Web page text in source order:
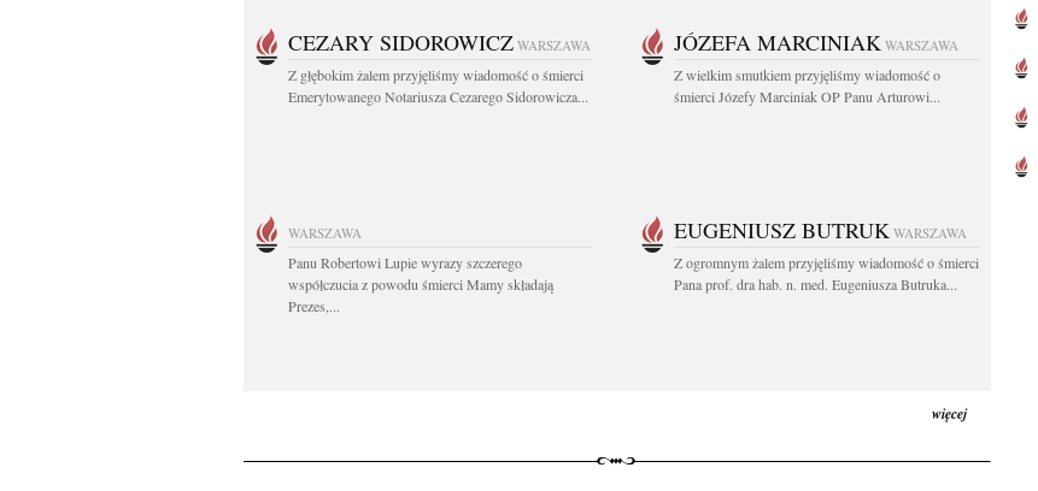
CEZARY SIDOROWICZ WARSZAWA
Z głębokim żalem przyjęliśmy wiadomość o śmierci
Emerytowanego Notariusza Cezarego Sidorowicza...
JÓZEFA MARCINIAK WARSZAWA
Z wielkim smutkiem przyjęliśmy wiadomość o
śmierci Józefy Marciniak OP Panu Arturowi...
WARSZAWA
Panu Robertowi Lupie wyrazy szczerego
współczucia z powodu śmierci Mamy składają
Prezes,...
EUGENIUSZ BUTRUK WARSZAWA
Z ogromnym żalem przyjęliśmy wiadomość o śmierci
Pana prof. dra hab. n. med. Eugeniusza Butruka...
więcej